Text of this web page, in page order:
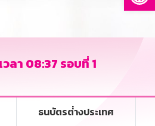
Society
ลา 08:37 รอบที่ 1
ธนบัตรต่่างประเทศ